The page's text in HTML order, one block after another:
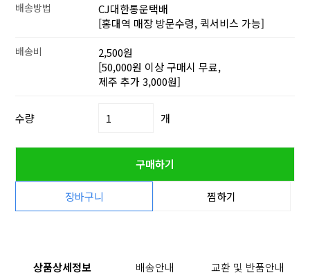
배송방법
CJ대한통운택배
[홍대역 매장 방문수령, 퀵서비스 가능]
배송비
2,500원
[50,000원 이상 구매시 무료,
제주 추가 3,000원]
수량 개
구매하기
장바구니 찜하기
상품상세정보 배송안내 교환 및 반품안내